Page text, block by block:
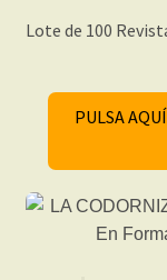
Lote de 100
PULSA